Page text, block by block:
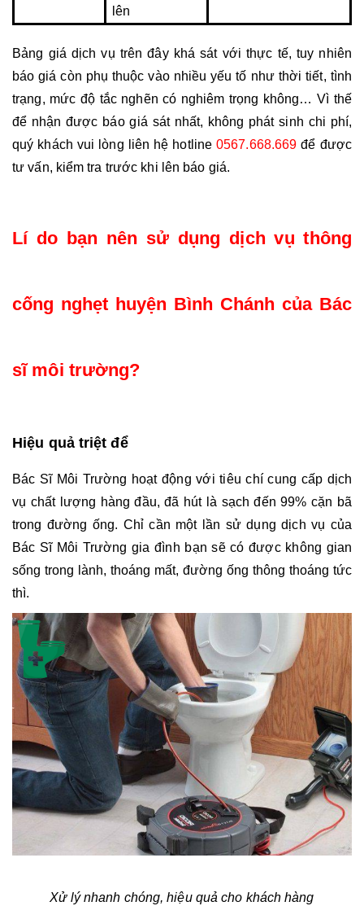
lên
Bảng giá dịch vụ trên đây khá sát với thực tế, tuy nhiên
báo giá còn phụ thuộc vào nhiều yếu tố như thời tiết, tình
trạng, mức độ tắc nghẽn có nghiêm trọng không… Vì thế
để nhận được báo giá sát nhất, không phát sinh chi phí,
quý khách vui lòng liên hệ hotline 0567.668.669 để được
tư vấn, kiểm tra trước khi lên báo giá.
Lí do bạn nên sử dụng dịch vụ thông
cống nghẹt huyện Bình Chánh của Bác
sĩ môi trường?
Hiệu quả triệt để
Bác Sĩ Môi Trường hoạt động với tiêu chí cung cấp dịch
vụ chất lượng hàng đầu, đã hút là sạch đến 99% cặn bã
trong đường ống. Chỉ cần một lần sử dụng dịch vụ của
Bác Sĩ Môi Trường gia đình bạn sẽ có được không gian
sống trong lành, thoáng mất, đường ống thông thoáng tức
thì.
Xử lý nhanh chóng, hiệu quả cho khách hàng